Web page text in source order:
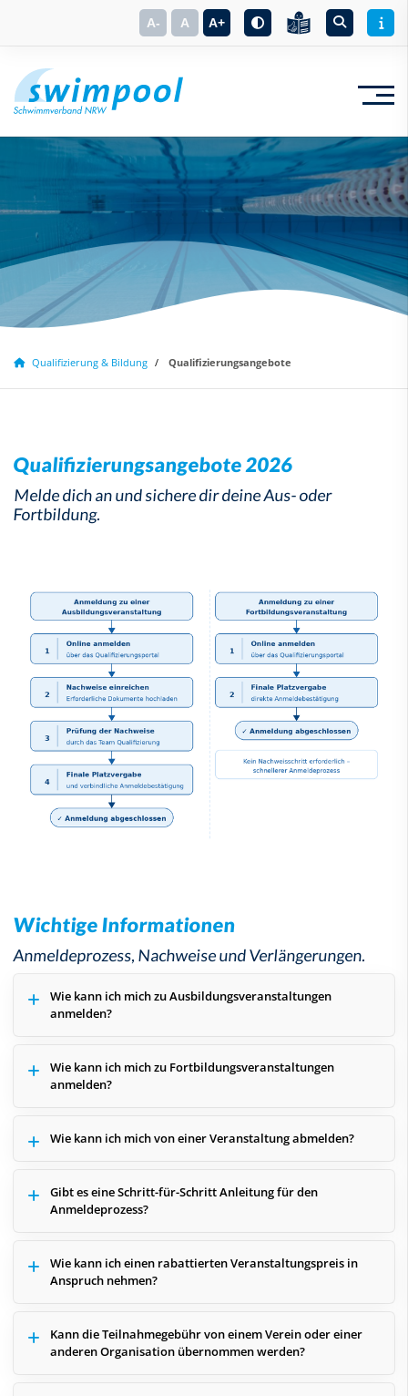
A- A A+
Suchbegriff eingeben
Qualifizierung & Bildung Qualifizierungsangebote
Qualifizierungsangebote 2026
Melde dich an und sichere dir deine Aus- oder
Fortbildung.
Wichtige Informationen
Anmeldeprozess, Nachweise und Verlängerungen.
Wie kann ich mich zu Ausbildungsveranstaltungen
anmelden?
Wie kann ich mich zu Fortbildungsveranstaltungen
anmelden?
Wie kann ich mich von einer Veranstaltung abmelden?
Gibt es eine Schritt-für-Schritt Anleitung für den
Anmeldeprozess?
Wie kann ich einen rabattierten Veranstaltungspreis in
Anspruch nehmen?
Kann die Teilnahmegebühr von einem Verein oder einer
anderen Organisation übernommen werden?